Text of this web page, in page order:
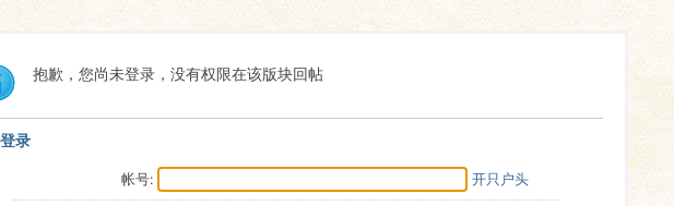
索
抱歉，您尚未登录，没有权限在该版块回帖
录
帐号: 开只户头